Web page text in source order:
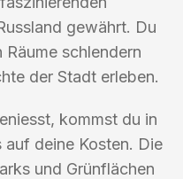
gewährt. Du
schlendern
der Stadt erleben.
kommst du in
deine Kosten. Die
und Grünflächen